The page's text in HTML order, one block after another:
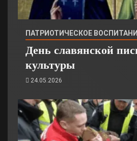
ПАТРИОТИЧЕСКОЕ
День славянской
культуры
24.05.2026